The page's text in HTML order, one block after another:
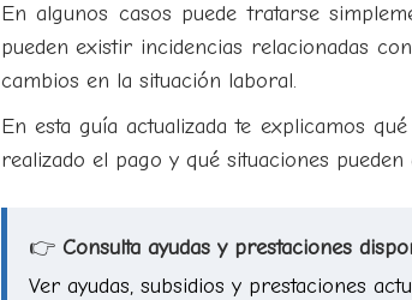
En algunos casos puede tratarse
pueden existir incidencias relacionadas
cambios en la situación laboral.
En esta guía actualizada te explicamos
realizado el pago y qué situaciones
👉 Consulta ayudas y prestaciones
Ver ayudas, subsidios y prestaciones